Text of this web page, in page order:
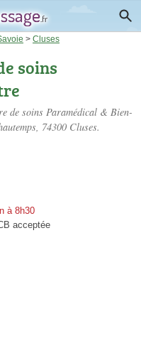
> Cluses
soins
de soins Paramédical & Bien-
, 74300 Cluses.
à 8h30
acceptée